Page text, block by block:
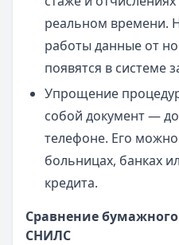
реальном времени.
работы данные от
появятся в системе
Упрощение
собой документ —
телефоне. Его
больницах, банках
кредита.
Сравнение
СНИЛС